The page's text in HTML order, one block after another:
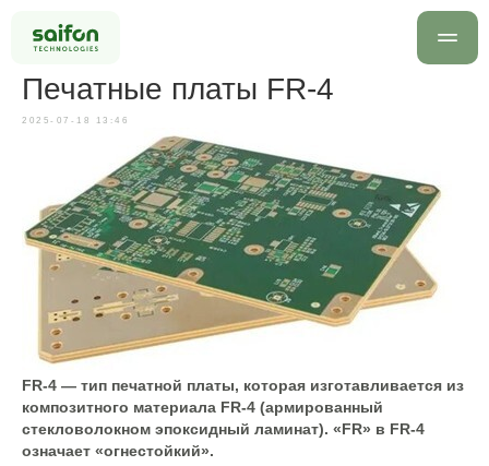
+7 499
Печатные платы FR-4
2025-07-18 13:46
FR-4 — тип печатной платы, которая изготавливается из
композитного материала FR-4 (армированный
стекловолокном эпоксидный ламинат). «FR» в FR-4
означает «огнестойкий».